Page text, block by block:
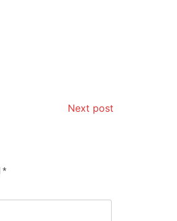
Next post
*